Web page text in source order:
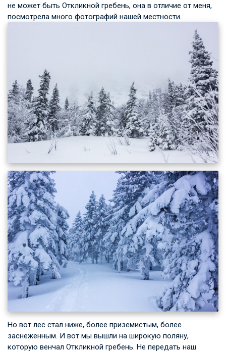
не может быть Откликной гребень, она в отличие от меня,
посмотрела много фотографий нашей местности.
Но вот лес стал ниже, более приземистым, более
заснеженным. И вот мы вышли на широкую поляну,
которую венчал Откликной гребень. Не передать наш